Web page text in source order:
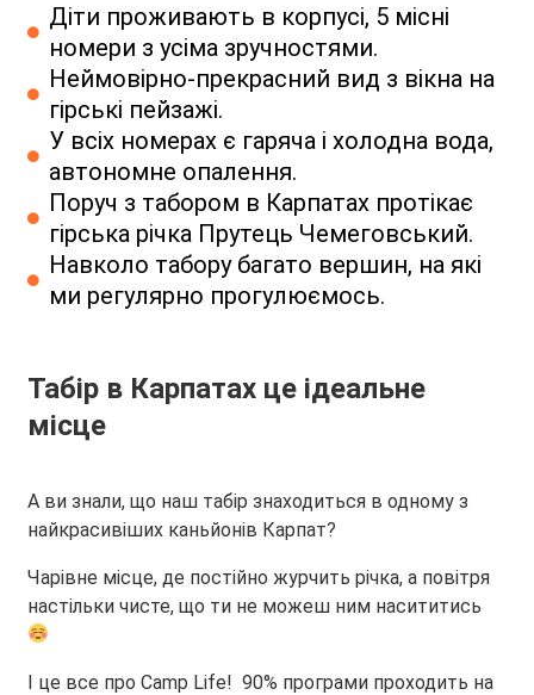
Діти проживають в корпусі, 5 місні
номери з усіма зручностями.
Неймовірно-прекрасний вид з вікна на
гірські пейзажі.
У всіх номерах є гаряча і холодна вода,
автономне опалення.
Поруч з табором в Карпатах протікає
гірська річка Прутець Чемеговський.
Навколо табору багато вершин, на які
ми регулярно прогулюємось.
Табір в Карпатах це ідеальне
місце
А ви знали, що наш табір знаходиться в одному з
найкрасивіших каньйонів Карпат?
Чарівне місце, де постійно журчить річка, а повітря
настільки чисте, що ти не можеш ним насититись
І це все про Camp Life! 90% програми проходить на